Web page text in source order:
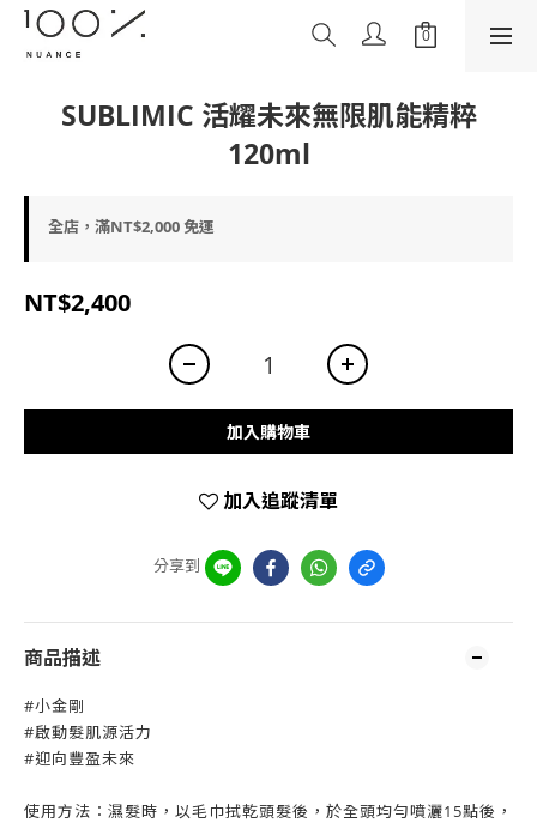
SUBLIMIC 活耀未來無限肌能精粹
120ml
全店，滿NT$2,000 免運
NT$2,400
加入購物車
加入追蹤清單
分享到
商品描述
#小金剛
#啟動髮肌源活力
#迎向豐盈未來
使用方法：濕髮時，以毛巾拭乾頭髮後，於全頭均勻噴灑15點後，